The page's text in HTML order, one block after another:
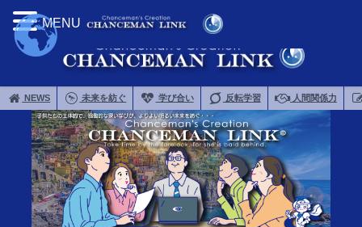
NEWS 未来を紡ぐ 学び合い 反転学習 人間関係力
MENU